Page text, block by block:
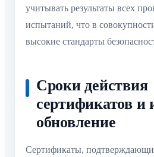
учитывать результаты всех
испытаний, что в
высокие стандарты
Сроки действия
сертификатов и
обновление
Сертификаты,